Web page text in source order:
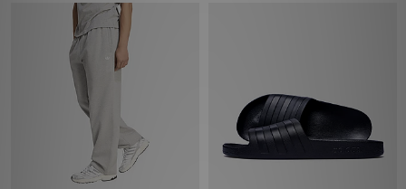
Winkel Zoeken
Bestelling Traceren
Klantenservice